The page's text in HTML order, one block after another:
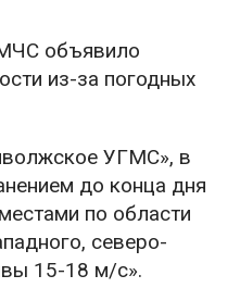
объявило
из-за погодных
УГМС», в
до конца дня
по области
северо-
15-18 м/с».